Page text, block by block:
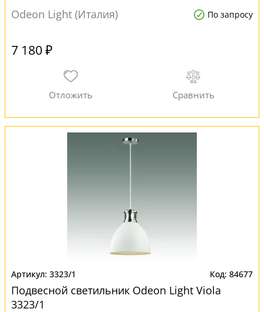
Odeon Light (Италия)
По запросу
7 180 ₽
3323/1 84677
Подвесной светильник Odeon Light Viola
3323/1